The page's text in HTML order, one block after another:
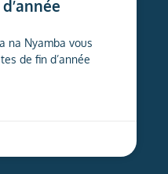
na Nyamba vous
de fin d’année